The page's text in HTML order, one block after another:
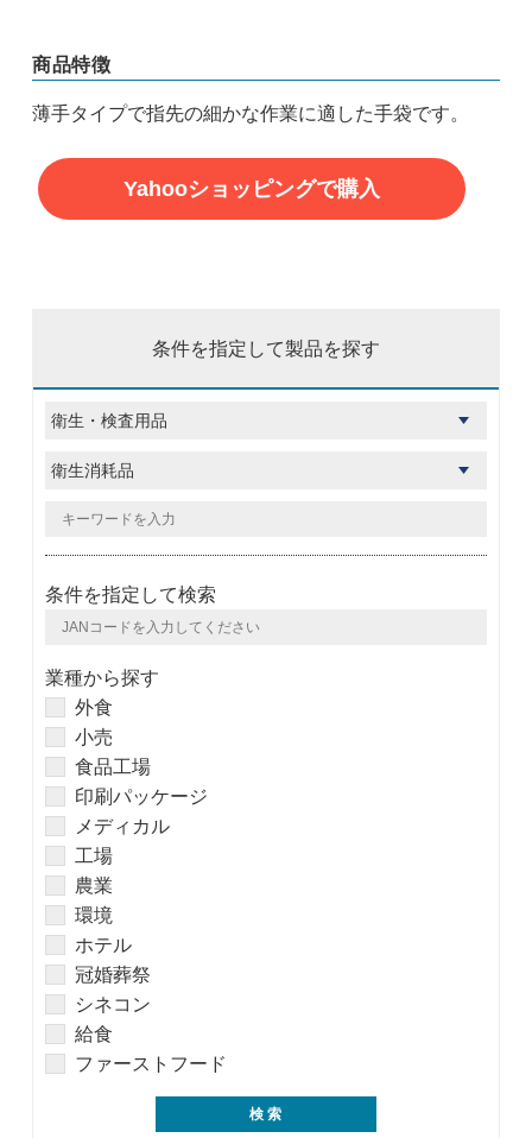
商品特徴
薄手タイプで指先の細かな作業に適した手袋です。
Yahooショッピングで購入
条件を指定して製品を探す
条件を指定して検索
業種から探す
外食
小売
食品工場
印刷パッケージ
メディカル
工場
農業
環境
ホテル
冠婚葬祭
シネコン
給食
ファーストフード